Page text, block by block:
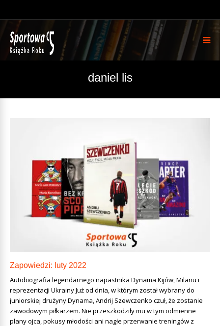
daniel lis
Zapowiedzi: luty 2022
Autobiografia legendarnego napastnika Dynama Kijów, Milanu i
reprezentacji Ukrainy Już od dnia, w którym został wybrany do
juniorskiej drużyny Dynama, Andrij Szewczenko czuł, że zostanie
zawodowym piłkarzem. Nie przeszkodziły mu w tym odmienne
plany ojca, pokusy młodości ani nagłe przerwanie treningów z